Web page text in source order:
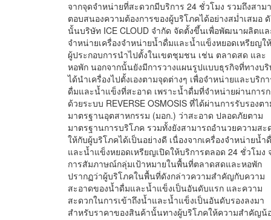
จากจุดจำหน่ายที่สะดวกมีบริการ 24 ชั่วโมง รวมถึงสาม
ตอบสนองความต้องการของผู้บริโภคได้อย่างสม่ำเสมอ
นั้นบริษัท ICE CLOUD จำกัด จัดตั้งขึ้นเพื่อพัฒนาผลิตแ
จำหน่ายเครื่องจำหน่ายน้ำดื่มและน้ำแข็งหยอดเหรียญใ
ผู้ประกอบการนำไปตั้งในเขตชุมชน เช่น ตลาดสด และ
หอพัก นอกจากนั้นยังมีการวางแผนรูปแบบธุรกิจที่ทางบ
ได้นำเครื่องไปตั้งเองตามจุดต่างๆ เพื่อจำหน่ายและบริก
ดื่มและน้ำแข็งที่สะอาด เพราะน้ำดื่มที่จำหน่ายผ่านการ
ด้วยระบบ REVERSE OSMOSIS ที่ได้ผ่านการรับรองต
มาตรฐานอุตสาหกรรม (มอก.) ว่าสะอาด ปลอดภัยตาม
มาตรฐานการบริโภค รวมทั้งยังสามารถอำนวยความสะ
ให้กับผู้บริโภคได้เป็นอย่างดี เนื่องจากเครื่องจำหน่ายน้ำ
และน้ำแข็งหยอดเหรียญเปิดให้บริการตลอด 24 ชั่วโมง
การสัมภาษณ์กลุ่มเป้าหมายในพื้นที่ตลาดสดและหอพัก
ปรากฏว่าผู้บริโภคในพื้นที่ดังกล่าวความสำคัญกับความ
สะอาดของน้ำดื่มและน้ำแข็งเป็นอันดับแรก และความ
สะดวกในการเข้าถึงน้ำและน้ำแข็งเป็นอันดับรองลงมา
สำหรับราคาของสินค้านั้นทางผู้บริโภคให้ความสำคัญน้